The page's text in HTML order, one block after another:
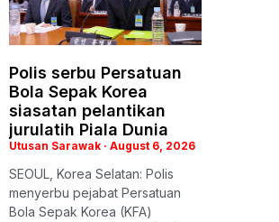
Polis serbu Persatuan
Bola Sepak Korea
siasatan pelantikan
jurulatih Piala Dunia
Utusan Sarawak August 6, 2026
SEOUL, Korea Selatan: Polis
menyerbu pejabat Persatuan
Bola Sepak Korea (KFA)